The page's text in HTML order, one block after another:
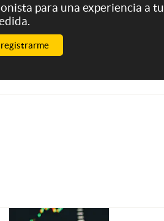
para una experiencia a tu